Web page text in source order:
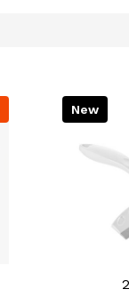
New